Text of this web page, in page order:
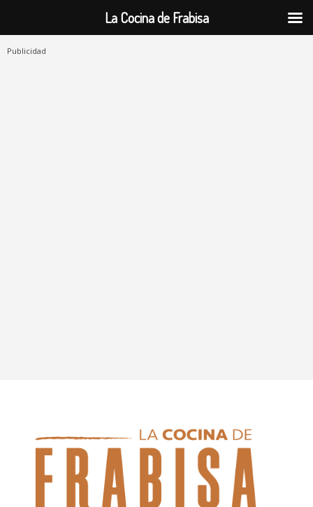
Publicidad
La Cocina de Frabisa